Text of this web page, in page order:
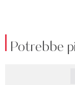
Potrebbe